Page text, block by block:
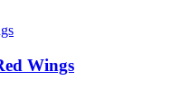
Wings